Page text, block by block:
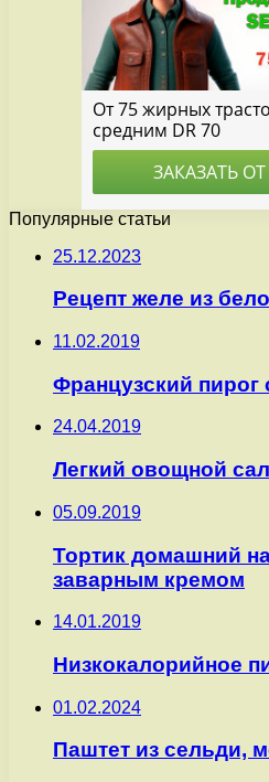
Популярные статьи
25.12.2023
Рецепт желе из
11.02.2019
Французский пирог
24.04.2019
Легкий овощной
05.09.2019
Тортик домашний
заварным кремом
14.01.2019
Низкокалорийное
01.02.2024
Паштет из сельди,